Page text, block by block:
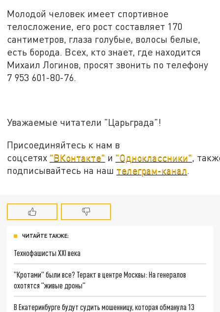
Молодой человек имеет спортивное
телосложение, его рост составляет 170
сантиметров, глаза голубые, волосы белые,
есть борода. Всех, кто знает, где находится
Михаил Логинов, просят звонить по телефону
7 953 601-80-76.
Уважаемые читатели "Царьграда"!
Присоединяйтесь к нам в
соцсетях "ВКонтакте" и "Одноклассники" ,
подписывайтесь на наш телеграм-канал
ЧИТАЙТЕ ТАКЖЕ:
Технофашисты XXI века
"Кротами" были все? Теракт в центре Москвы: На генералов
охотятся "живые дроны"
В Екатеринбурге будут судить мошенницу, которая обманула 13